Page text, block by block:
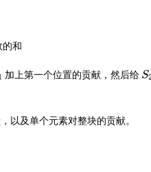
的和
加上第一个位置的贡献，然后给 S
以及单个元素对整块的贡献。